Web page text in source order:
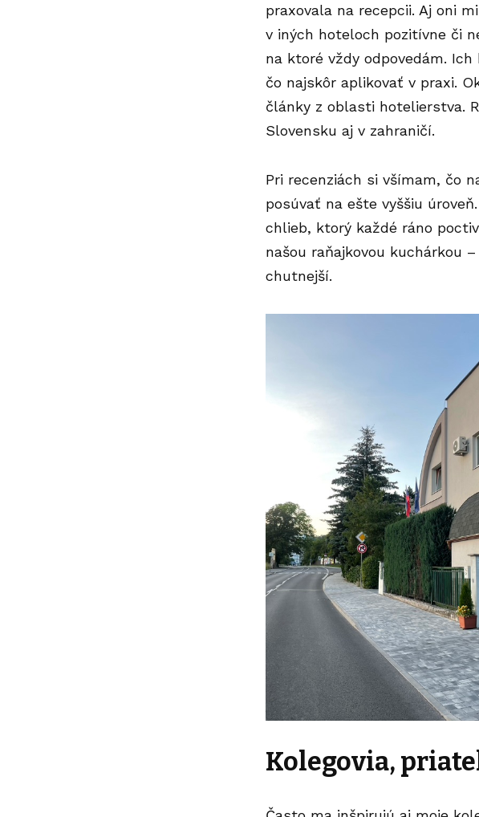
praxovala na recepcii. Aj oni
v iných hoteloch pozitívne či
na ktoré vždy odpovedám.
čo najskôr aplikovať v praxi.
články z oblasti hotelierstva.
Slovensku aj v zahraničí.
Pri recenziách si všímam, čo
posúvať na ešte vyššiu
chlieb, ktorý každé ráno
našou raňajkovou kuchárkou
chutnejší.
Kolegovia,